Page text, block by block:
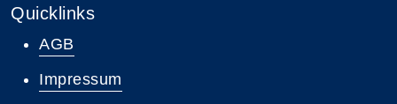
Quicklinks
AGB
Impressum